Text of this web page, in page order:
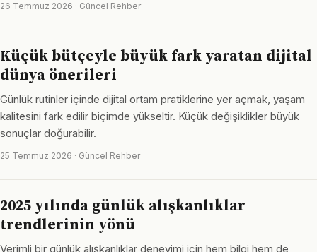
26 Temmuz 2026 · Güncel Rehber
Küçük bütçeyle büyük fark yaratan dijital
dünya önerileri
Günlük rutinler içinde dijital ortam pratiklerine yer açmak, yaşam
kalitesini fark edilir biçimde yükseltir. Küçük değişiklikler büyük
sonuçlar doğurabilir.
25 Temmuz 2026 · Güncel Rehber
2025 yılında günlük alışkanlıklar
trendlerinin yönü
Verimli bir günlük alışkanlıklar deneyimi için hem bilgi hem de